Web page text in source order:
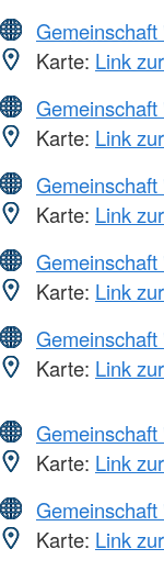
Karte: Link
Karte: Link
Karte: Link
Karte: Link
Karte: Link
Karte: Link
Karte: Link